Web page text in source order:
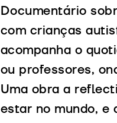
Documentário
com crianças
acompanha o
ou professores,
Uma obra a
estar no mundo, e